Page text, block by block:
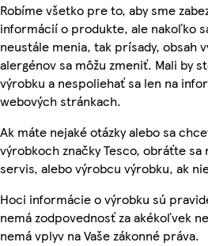
Robíme všetko pre to, aby sme
informácií o produkte, ale nakoľko
neustále menia, tak prísady, obsah
alergénov sa môžu zmeniť. Mali by
výrobku a nespoliehať sa len na
webových stránkach.
Ak máte nejaké otázky alebo sa
výrobkoch značky Tesco, obráťte sa
servis, alebo výrobcu výrobku, ak
Hoci informácie o výrobku sú
nemá zodpovednosť za akékoľvek
nemá vplyv na Vaše zákonné práva.